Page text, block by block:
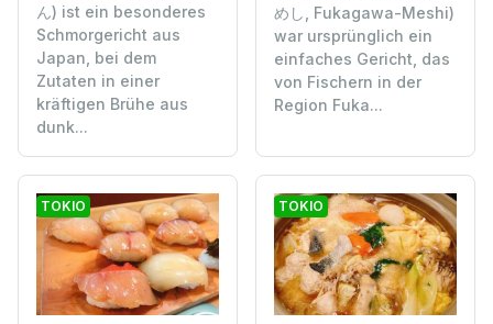
ん) ist ein besonderes
Schmorgericht aus
Japan, bei dem
Zutaten in einer
kräftigen Brühe aus
dunk...
めし, Fukagawa-Meshi)
war ursprünglich ein
einfaches Gericht, das
von Fischern in der
Region Fuka...
TOKIO TOKIO